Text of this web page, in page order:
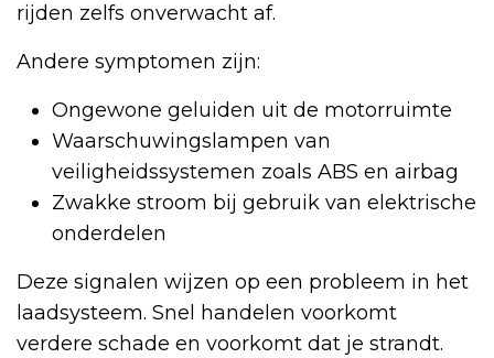
rijden zelfs onverwacht af.
Andere symptomen zijn:
Ongewone geluiden uit de motorruimte
Waarschuwingslampen van
veiligheidssystemen zoals ABS en airbag
Zwakke stroom bij gebruik van elektrische
onderdelen
Deze signalen wijzen op een probleem in het
laadsysteem. Snel handelen voorkomt
verdere schade en voorkomt dat je strandt.